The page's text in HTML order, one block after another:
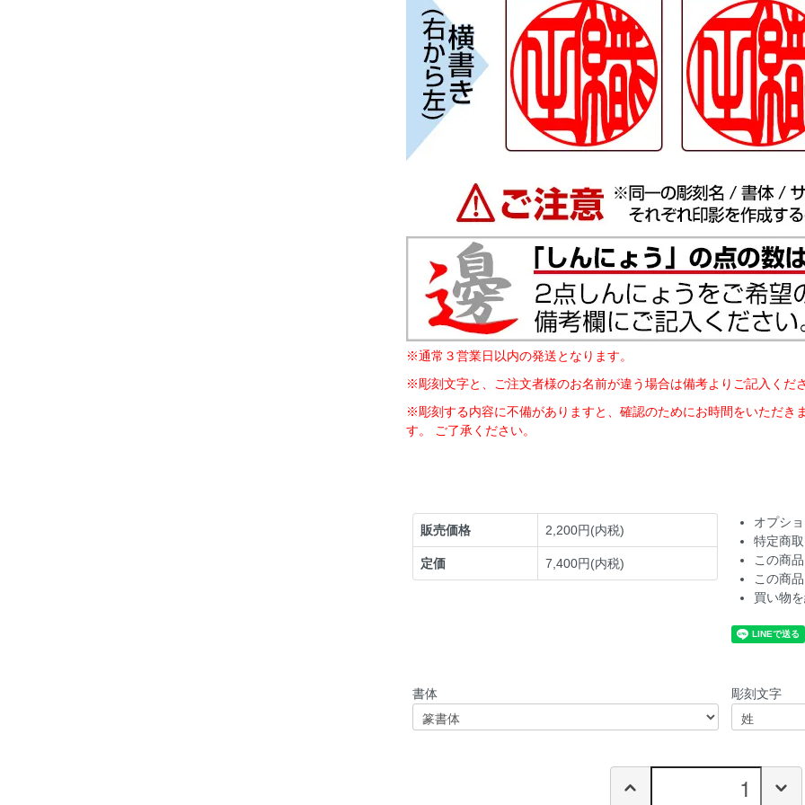
※通常３営業日以内の発送となります。
※彫刻文字と、ご注文者様のお名前が違う場合は備考よりご記入くだ
※彫刻する内容に不備がありますと、確認のためにお時間をいただき
す。 ご了承ください。
販売価格 2,200円(内税)
定価 7,400円(内税)
オプシ
特定商
この商
この商
買い物
書体 彫刻文字